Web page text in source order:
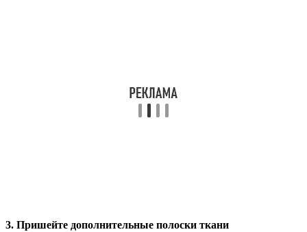
3. Пришейте дополнительные полоски ткани